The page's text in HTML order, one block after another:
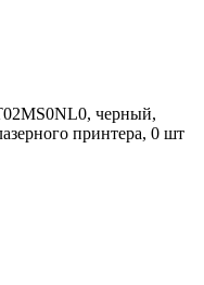
черный,
принтера, 0 шт